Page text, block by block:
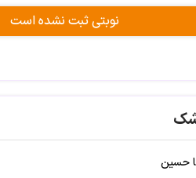
نوبتی ثبت نشده است
حسین